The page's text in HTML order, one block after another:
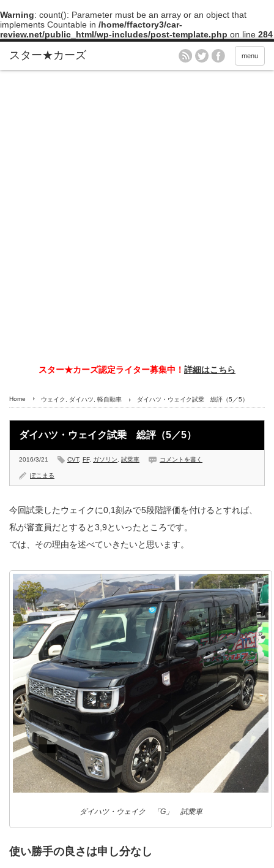
Warning: count(): Parameter must be an array or an object that
implements Countable in /home/ffactory3/car-
review.net/public_html/wp-includes/post-template.php on line 284
menu
スター★カーズ認定ライター募集中！ 詳細はこちら
Home ウェイク ダイハツ 軽自動車 ダイハツ・ウェイク試乗 総評（5／5）
ダイハツ・ウェイク試乗 総評（5／5）
2016/3/21 CVT, FF, ガソリン 試乗車 コメントを書く
ぽこまる
今回試乗したウェイクに0,1刻みで5段階評価を付けるとすれば、
私が審査員だとすると3,9といったところです。
では、その理由を述べていきたいと思います。
ダイハツ・ウェイク 「G」 試乗車
使い勝手の良さは申し分なし